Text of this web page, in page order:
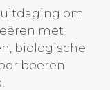
om
met
biologische
boeren